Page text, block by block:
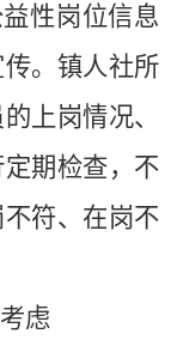
性岗位信息
。 镇人社所
上岗情况、
定期检查，不
符、在岗不
虑